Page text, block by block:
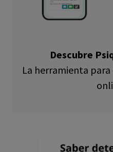
Descubre
La herramienta